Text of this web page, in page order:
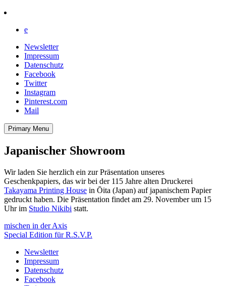
e
Newsletter
Impressum
Datenschutz
Facebook
Twitter
Instagram
Pinterest.com
Mail
Primary Menu
Japanischer Showroom
Wir laden Sie herzlich ein zur Präsentation unseres
Geschenkpapiers, das wir bei der 115 Jahre alten Druckerei
Takayama Printing House in Ōita (Japan) auf japanischem Papier
gedruckt haben. Die Präsentation findet am 29. November um 15
Uhr im Studio Nikibi statt.
Beitragsnavigation
mischen in der Axis
Special Edition für R.S.V.P.
Newsletter
Impressum
Datenschutz
Facebook